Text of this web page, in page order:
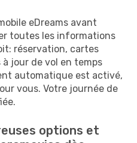
eDreams avant
toutes les informations
réservation, cartes
jour de vol en temps
automatique est activé,
vous. Votre journée de
options et